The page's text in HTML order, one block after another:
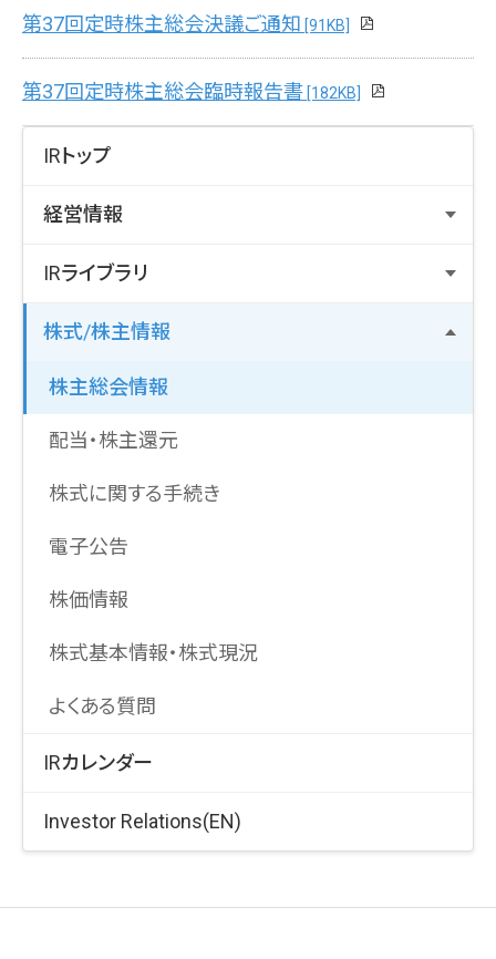
第37回定時株主総会決議ご通知 [91KB]
第37回定時株主総会臨時報告書 [182KB]
IRトップ
経営情報
トップメッセージ
ビジネスモデル
財務・業績ハイライト
中期経営計画
IRポリシー・免責事項
IRライブラリ
決算説明資料
決算短信
有価証券報告書等
統合報告書
個人投資家向け説明会
コーポレート・ガバナンス報告書
株式/株主情報
株主総会情報
配当・株主還元
株式に関する手続き
電子公告
株価情報
株式基本情報・株式現況
よくある質問
IRカレンダー
Investor Relations(EN)